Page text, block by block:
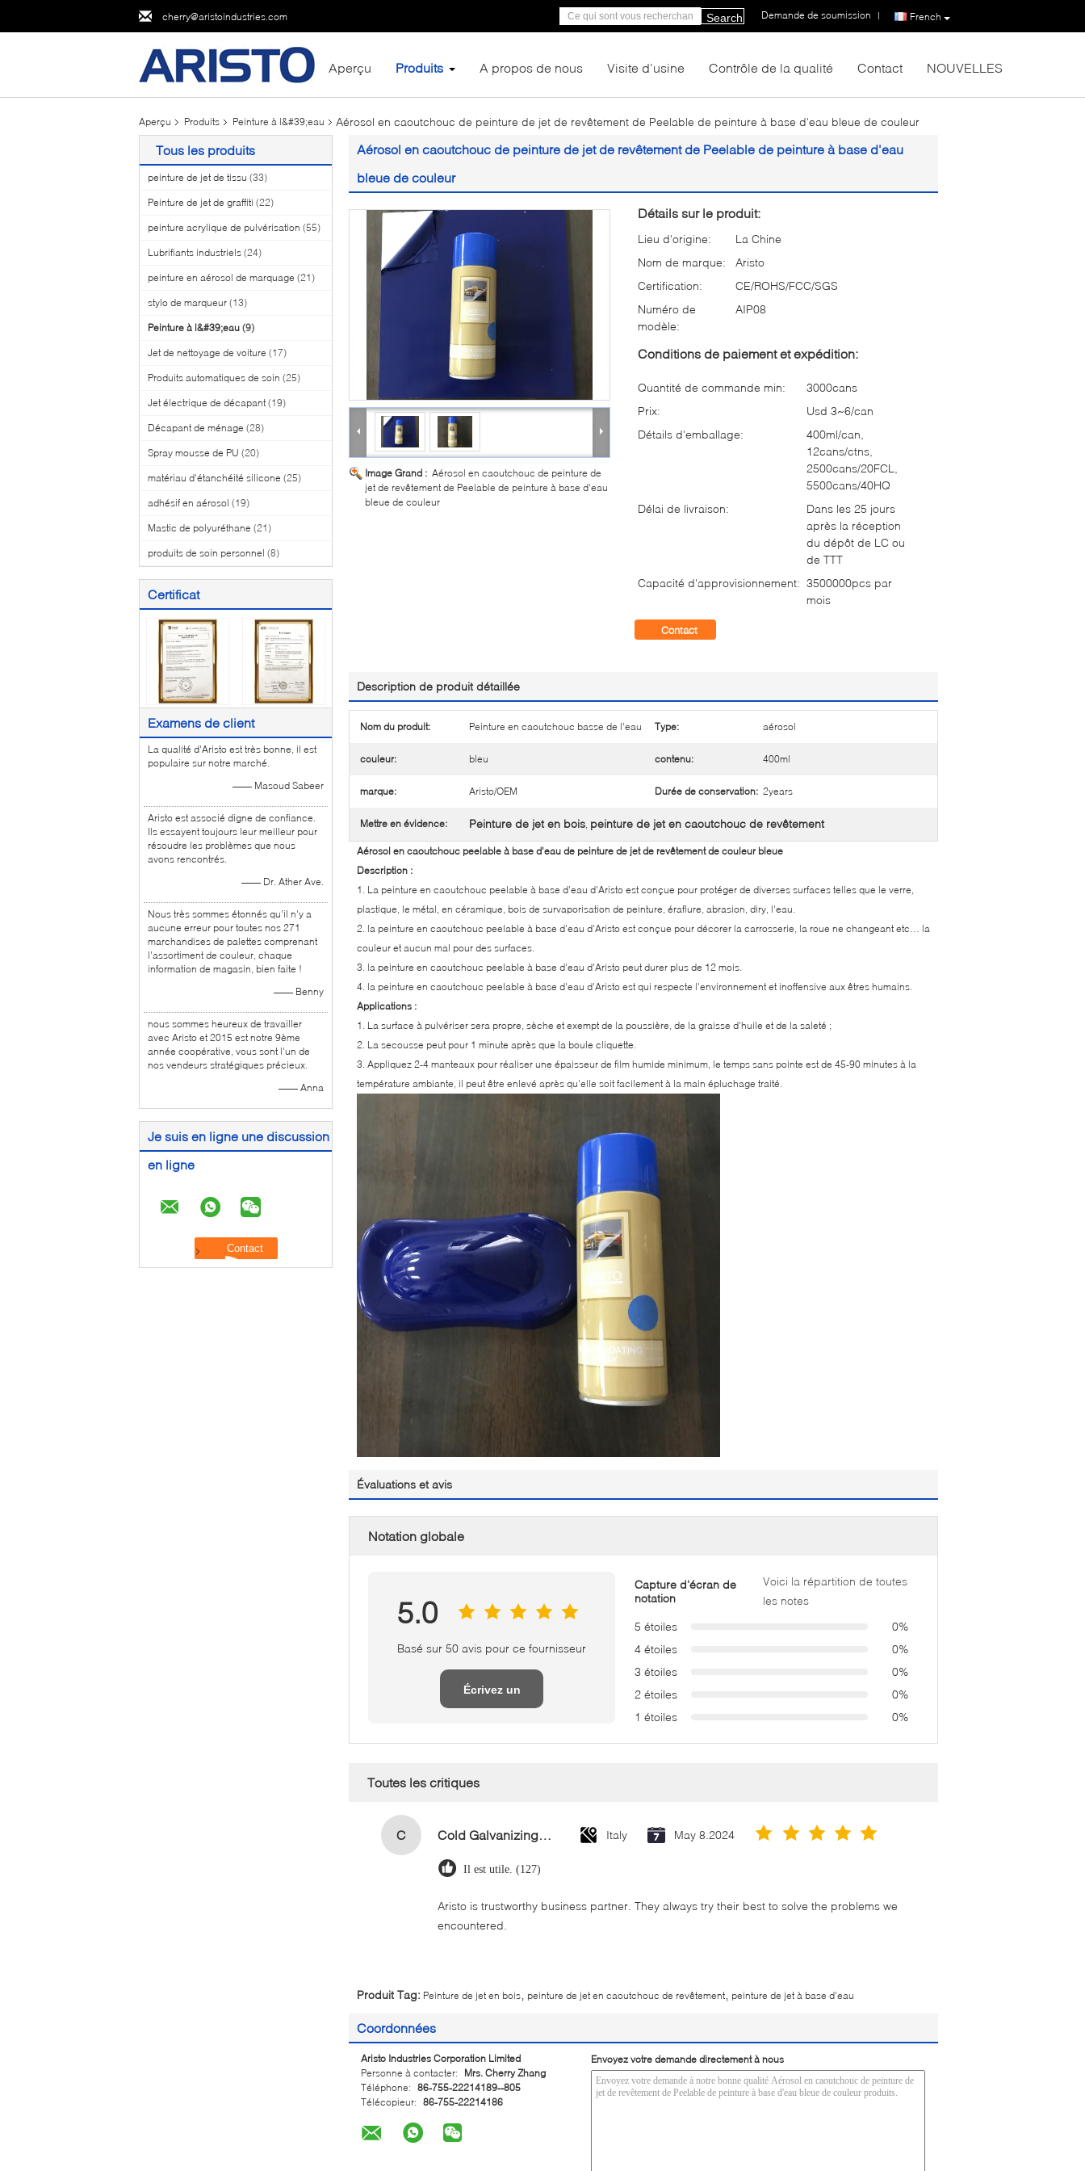
cherry@aristoindustries.com French
Demande de soumission |
Search
Aperçu Produits A propos de nous Visite d'usine Contrôle de la qualité Contact NOUVELLES
Aperçu Produits Peinture à l&#39;eau Aérosol en caoutchouc de peinture de jet de revêtement de Peelable de peinture à base d'eau bleue de couleur
Tous les produits
peinture de jet de tissu (33)
Peinture de jet de graffiti (22)
peinture acrylique de pulvérisation (55)
Lubrifiants industriels (24)
peinture en aérosol de marquage (21)
stylo de marqueur (13)
Peinture à l&#39;eau (9)
Jet de nettoyage de voiture (17)
Produits automatiques de soin (25)
Jet électrique de décapant (19)
Décapant de ménage (28)
Spray mousse de PU (20)
matériau d'étanchéité silicone (25)
adhésif en aérosol (19)
Mastic de polyuréthane (21)
produits de soin personnel (8)
Certificat
Examens de client
La qualité d'Aristo est très bonne, il est
populaire sur notre marché.
—— Masoud Sabeer
Aristo est associé digne de confiance.
Ils essayent toujours leur meilleur pour
résoudre les problèmes que nous
avons rencontrés.
—— Dr. Ather Ave.
Nous très sommes étonnés qu'il n'y a
aucune erreur pour toutes nos 271
marchandises de palettes comprenant
l'assortiment de couleur, chaque
information de magasin, bien faite !
—— Benny
nous sommes heureux de travailler
avec Aristo et 2015 est notre 9ème
année coopérative, vous sont l'un de
nos vendeurs stratégiques précieux.
—— Anna
Je suis en ligne une discussion
en ligne
Aérosol en caoutchouc de peinture de jet de revêtement de Peelable de peinture à base d'eau
bleue de couleur
Image Grand : Aérosol en caoutchouc de peinture de
jet de revêtement de Peelable de peinture à base d'eau
bleue de couleur
Détails sur le produit:
Lieu d'origine:
La Chine
Nom de marque:
Aristo
Certification:
CE/ROHS/FCC/SGS
Numéro de
modèle:
AIP08
Conditions de paiement et expédition:
Quantité de commande min:
3000cans
Prix:
Usd 3~6/can
Détails d'emballage:
400ml/can,
12cans/ctns,
2500cans/20FCL,
5500cans/40HQ
Délai de livraison:
Dans les 25 jours
après la réception
du dépôt de LC ou
de TTT
Capacité d'approvisionnement: 3500000pcs par
mois
Contact
Description de produit détaillée
Nom du produit: Peinture en caoutchouc basse de l'eau Type: aérosol
couleur: bleu contenu: 400ml
marque: Aristo/OEM Durée de conservation: 2years
Mettre en évidence: Peinture de jet en bois, peinture de jet en caoutchouc de revêtement
Aérosol en caoutchouc peelable à base d'eau de peinture de jet de revêtement de couleur bleue
Description :
1. La peinture en caoutchouc peelable à base d'eau d'Aristo est conçue pour protéger de diverses surfaces telles que le verre,
plastique, le métal, en céramique, bois de survaporisation de peinture, éraflure, abrasion, diry, l'eau.
2. la peinture en caoutchouc peelable à base d'eau d'Aristo est conçue pour décorer la carrosserie, la roue ne changeant etc… la
couleur et aucun mal pour des surfaces.
3. la peinture en caoutchouc peelable à base d'eau d'Aristo peut durer plus de 12 mois.
4. la peinture en caoutchouc peelable à base d'eau d'Aristo est qui respecte l'environnement et inoffensive aux êtres humains.
Applications :
1. La surface à pulvériser sera propre, sèche et exempt de la poussière, de la graisse d'huile et de la saleté ;
2. La secousse peut pour 1 minute après que la boule cliquette.
3. Appliquez 2-4 manteaux pour réaliser une épaisseur de film humide minimum, le temps sans pointe est de 45-90 minutes à la
température ambiante, il peut être enlevé après qu'elle soit facilement à la main épluchage traité.
Évaluations et avis
Notation globale
5.0
Basé sur 50 avis pour ce fournisseur
Écrivez un
Capture d'écran de
notation
Voici la répartition de toutes
les notes
5 étoiles
0%
4 étoiles
0%
3 étoiles
0%
2 étoiles
0%
1 étoiles
0%
Toutes les critiques
C Cold Galvanizing Zinc Spray Paint 400ml Italy May 8.2024
Il est utile. (127)
Aristo is trustworthy business partner. They always try their best to solve the problems we
encountered.
Produit Tag: Peinture de jet en bois peinture de jet en caoutchouc de revêtement peinture de jet à base d'eau
Coordonnées
Aristo Industries Corporation Limited
Personne à contacter:
Mrs. Cherry Zhang
Téléphone: 86-755-22214189--805
Télécopieur: 86-755-22214186
Envoyez votre demande directement à nous